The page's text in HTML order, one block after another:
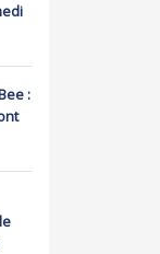
: